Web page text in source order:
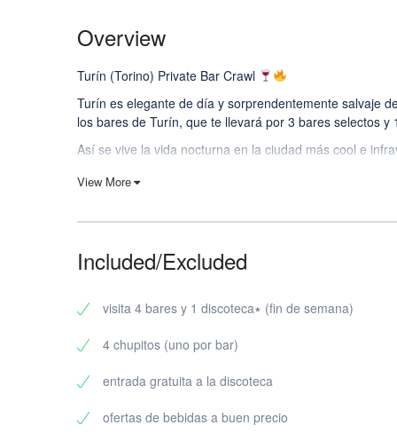
Overview
Turín (Torino) Private Bar Crawl
Turín es elegante de día y sorprendentemente salvaje
los bares de Turín, que te llevará por 3 bares selectos
Así se vive la vida nocturna en la ciudad más cool e
Qué incluye tu visita privada a la vida nocturna de Turín
1 club para acabar a lo grande
Formato de grupo privado – sólo tu gente, nada de
Precio y tamaño mínimo del grupo
Mínimo 10 participantes (sólo visitas privadas)
Ideal para:
View More
Included/Excluded
visita 4 bares y 1 discoteca٭ (fin de semana)
4 chupitos (uno por bar)
entrada gratuita a la discoteca
ofertas de bebidas a buen precio